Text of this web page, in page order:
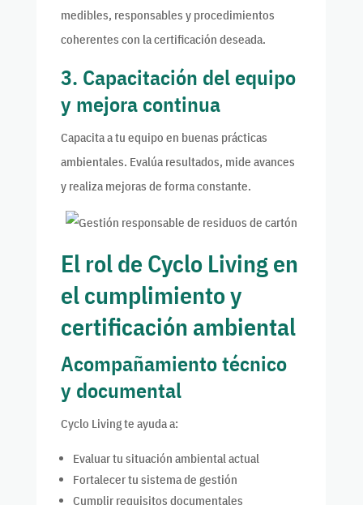
medibles, responsables y procedimientos
coherentes con la certificación deseada.
3. Capacitación del equipo
y mejora continua
Capacita a tu equipo en buenas prácticas
ambientales. Evalúa resultados, mide avances
y realiza mejoras de forma constante.
El rol de Cyclo Living en
el cumplimiento y
certificación ambiental
Acompañamiento técnico
y documental
Cyclo Living te ayuda a:
Evaluar tu situación ambiental actual
Fortalecer tu sistema de gestión
Cumplir requisitos documentales